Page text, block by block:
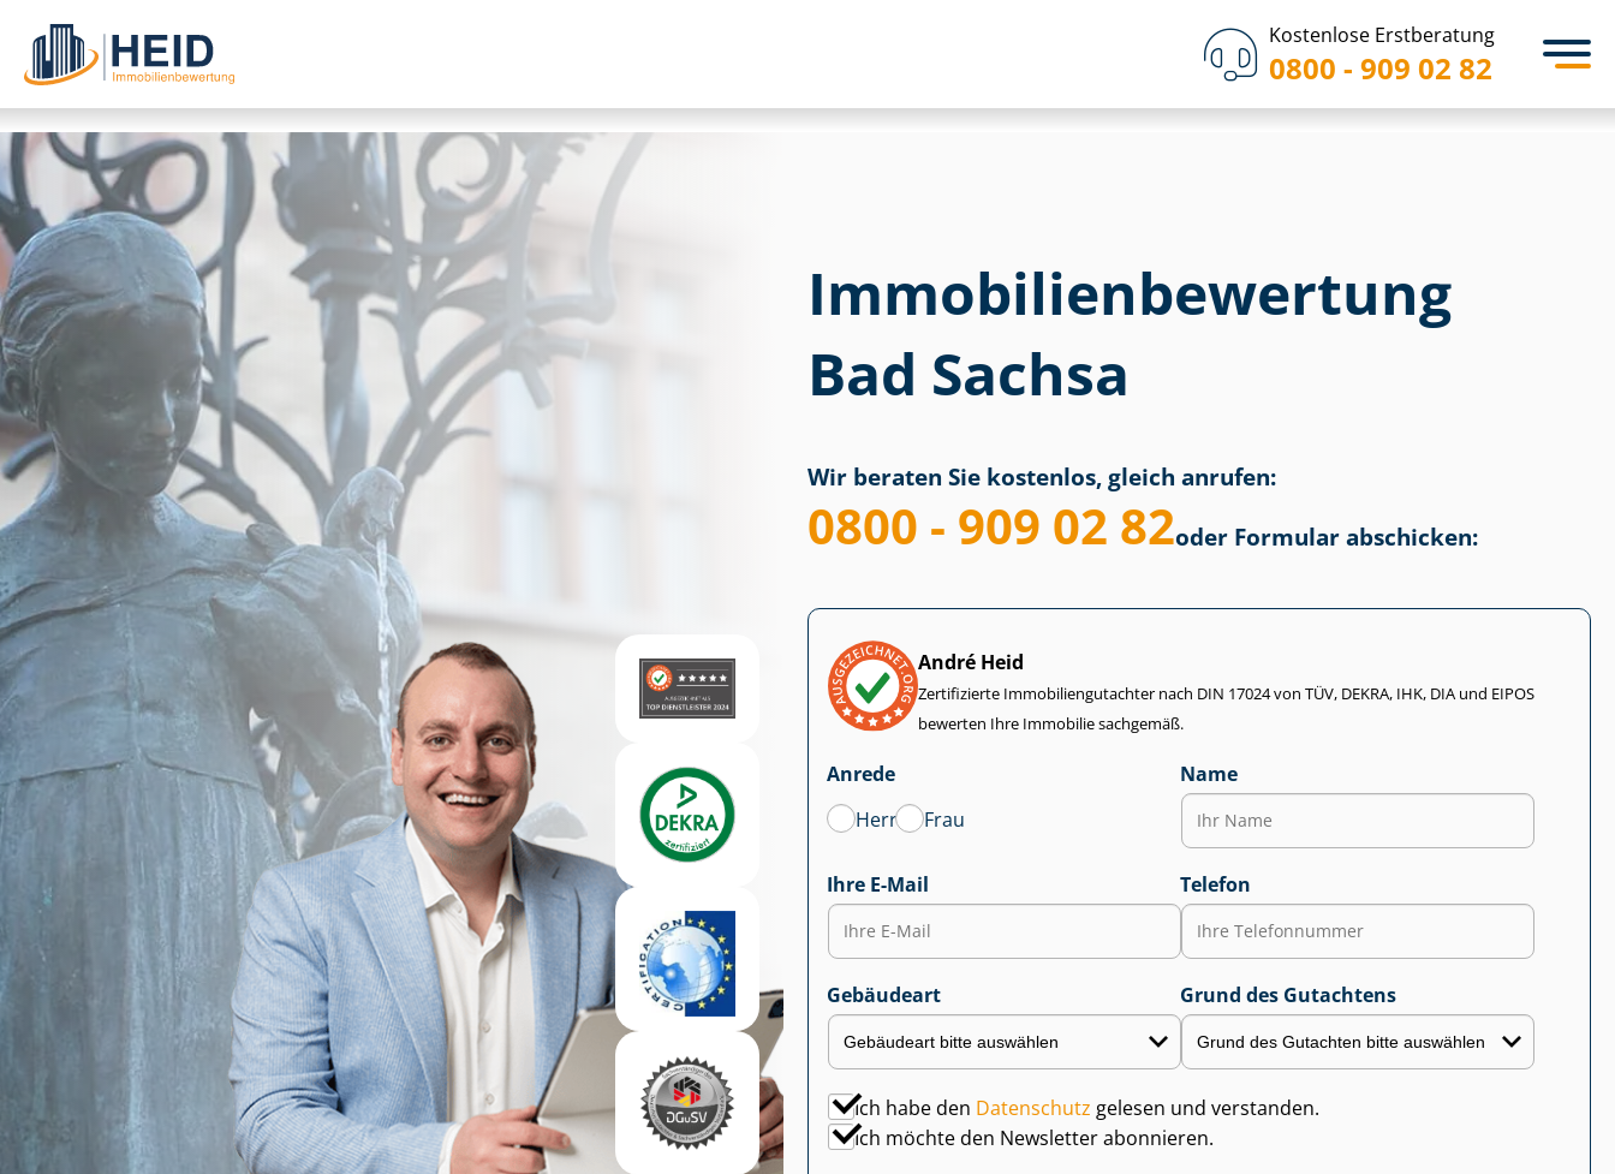
Kostenlose Erstberatung
0800 - 909 02 82
Immobilien­bewertung
Bad Sachsa
Wir beraten Sie kostenlos, gleich anrufen:
0800 - 909 02 82oder Formular abschicken:
André Heid
Zertifizierte Im­mo­bi­li­en­gut­ach­ter nach DIN 17024 von TÜV, DEKRA, IHK, DIA und EIPOS
bewerten Ihre Immobilie sachgemäß.
Anrede
Herr
Frau
Name
Ihre E-Mail Telefon
Gebäudeart Grund des Gutachtens
Ich habe den Datenschutz gelesen und verstanden.
Ich möchte den Newsletter abonnieren.